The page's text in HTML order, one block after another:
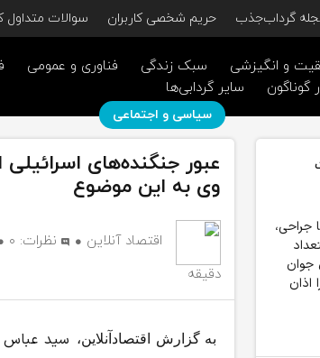
مجله گرداب‌جذب حریم شخصی کاربران سوالات متداول
و انگیزشی سبک زندگی فناوری و عمومی
گوناگون
سایر گردابی‌ها
جراحی،
جوان
اذان
سیاسی و اجتماعی
عبور جنگنده‌های
وی به این موضوع
اقتصاد آنلاین نظرات: ۰
دقیقه
به گزارش اقتصادآنلاین، سید عباس